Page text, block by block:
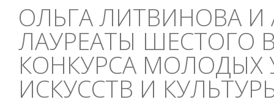
ОЛЬГА ЛИТВИНОВА
ЛАУРЕАТЫ ШЕСТОГО
КОНКУРСА МОЛОДЫХ
ИСКУССТВ И